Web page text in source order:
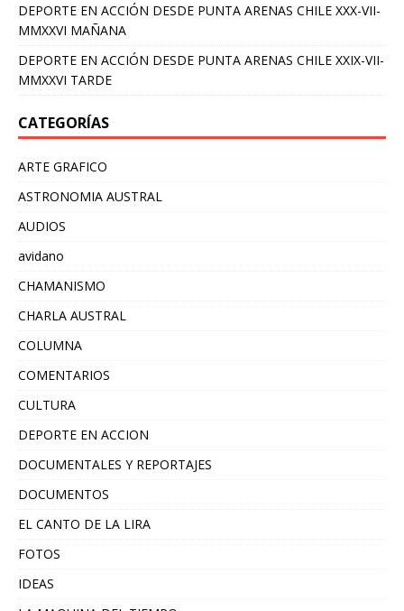
DEPORTE EN ACCIÓN DESDE PUNTA ARENAS CHILE XXX-VII-
MMXXVI MAÑANA
DEPORTE EN ACCIÓN DESDE PUNTA ARENAS CHILE XXIX-VII-
MMXXVI TARDE
CATEGORÍAS
ARTE GRAFICO
ASTRONOMIA AUSTRAL
AUDIOS
avidano
CHAMANISMO
CHARLA AUSTRAL
COLUMNA
COMENTARIOS
CULTURA
DEPORTE EN ACCION
DOCUMENTALES Y REPORTAJES
DOCUMENTOS
EL CANTO DE LA LIRA
FOTOS
IDEAS